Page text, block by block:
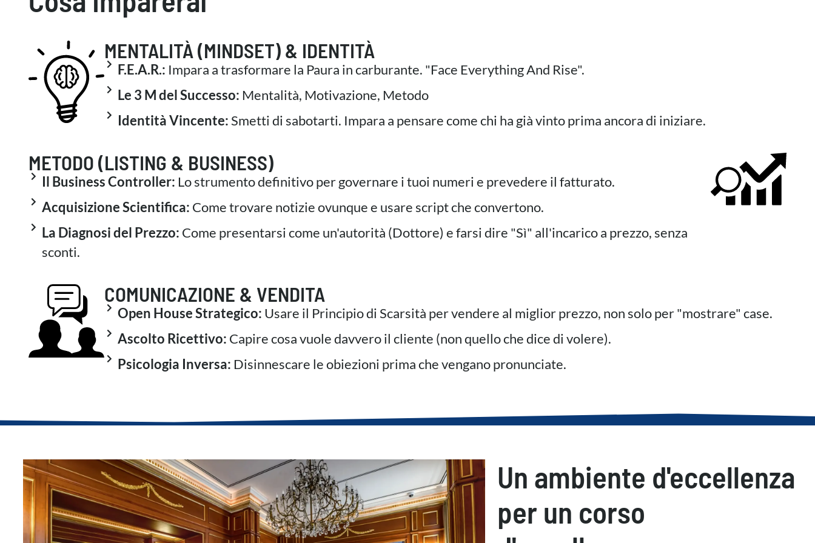
s
o
MENTALITÀ (MINDSET) & IDENTITÀ
F.E.A.R.: Impara a trasformare la Paura in carburante. "Face Everything And Rise".
Le 3 M del Successo: Mentalità, Motivazione, Metodo
Identità Vincente:Smetti di sabotarti. Impara a pensare come chi ha già vinto prima ancora di iniziare.
METODO (LISTING & BUSINESS)
Il Business Controller: Lo strumento definitivo per governare i tuoi numeri e prevedere il fatturato.
Acquisizione Scientifica: Come trovare notizie ovunque e usare script che convertono.
La Diagnosi del Prezzo: Come presentarsi come un'autorità (Dottore) e farsi dire "Sì" all'incarico a prezzo, senza
sconti.
COMUNICAZIONE & VENDITA
Open House Strategico: Usare il Principio di Scarsità per vendere al miglior prezzo, non solo per "mostrare" case.
Ascolto Ricettivo: Capire cosa vuole davvero il cliente (non quello che dice di volere).
Psicologia Inversa: Disinnescare le obiezioni prima che vengano pronunciate.
Un ambiente d'eccellenza
per un corso